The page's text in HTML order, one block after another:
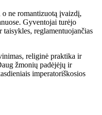
o ne romantizuotą įvaizdį,
Gyventojai turėjo
taisykles, reglamentuojančias
religinė praktika ir
žmonių padėjėjų ir
imperatoriškosios